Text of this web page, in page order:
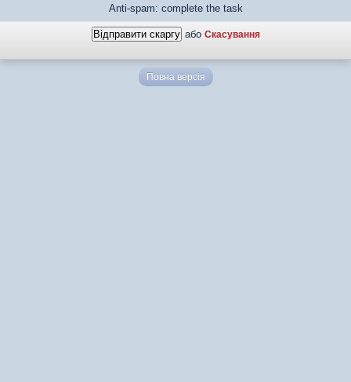
Anti-spam: complete the task
або Скасування
Повна версія